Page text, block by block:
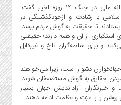
جهانگیر با قدردانی از عملکرد رسانه ملی در جنگ ۱۲ روزه اخیر گفت:
با رشادت و ازخودگذشتگی در
تا حقیقت به گوش مردم برسد.
از آن واهمه دارند؛ حقیقتی
و برای سلطه‌گران تلخ و غیرقابل
دشوار است، زیرا می‌خواهند
حقایق به گوش مستضعفان شوند.
و خبرنگاران آزاداندیش جهان بسیار
را با عزت و عظمت ادامه دهند.